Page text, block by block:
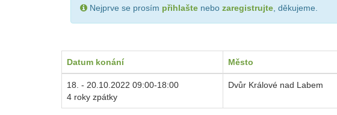
Nejprve se prosím přihlašte nebo zaregistrujte , děkujeme.
Datum konání Město
18. - 20.10.2022 09:00-18:00
4 roky zpátky
Dvůr Králové nad Labem